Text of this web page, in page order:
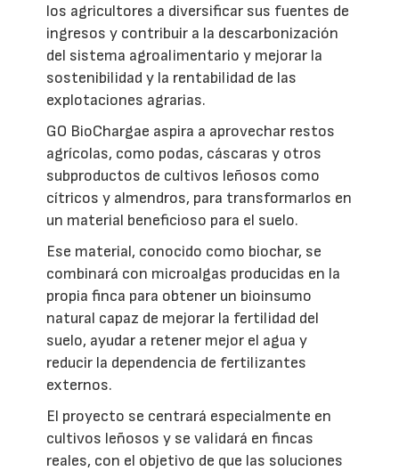
los agricultores a diversificar sus fuentes de
ingresos y contribuir a la descarbonización
del sistema agroalimentario y mejorar la
sostenibilidad y la rentabilidad de las
explotaciones agrarias.
GO BioChargae aspira a aprovechar restos
agrícolas, como podas, cáscaras y otros
subproductos de cultivos leñosos como
cítricos y almendros, para transformarlos en
un material beneficioso para el suelo.
Ese material, conocido como biochar, se
combinará con microalgas producidas en la
propia finca para obtener un bioinsumo
natural capaz de mejorar la fertilidad del
suelo, ayudar a retener mejor el agua y
reducir la dependencia de fertilizantes
externos.
El proyecto se centrará especialmente en
cultivos leñosos y se validará en fincas
reales, con el objetivo de que las soluciones